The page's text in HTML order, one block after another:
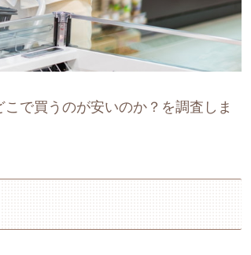
で買うのが安いのか？を調査しま